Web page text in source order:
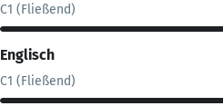
C1 (Fließend)
Englisch
C1 (Fließend)